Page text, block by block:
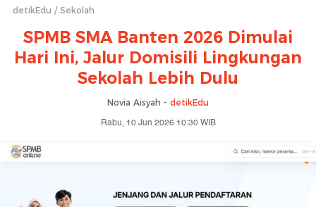
detikEdu Sekolah
SPMB SMA Banten 2026 Dimulai
Hari Ini, Jalur Domisili Lingkungan
Sekolah Lebih Dulu
Novia Aisyah - detikEdu
Rabu, 10 Jun 2026 10:30 WIB